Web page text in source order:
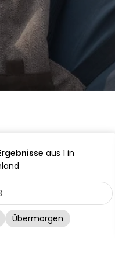
aus 1 in
Übermorgen